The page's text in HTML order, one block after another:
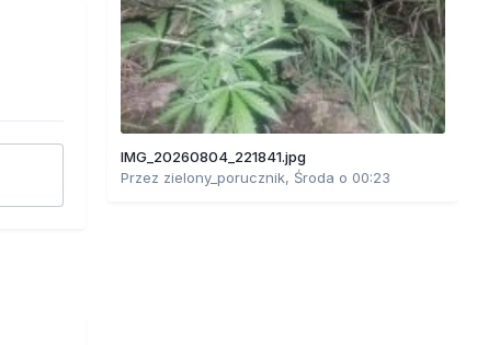
IMG_20260804_221841.jpg
Przez zielony_porucznik, Środa o 00:23